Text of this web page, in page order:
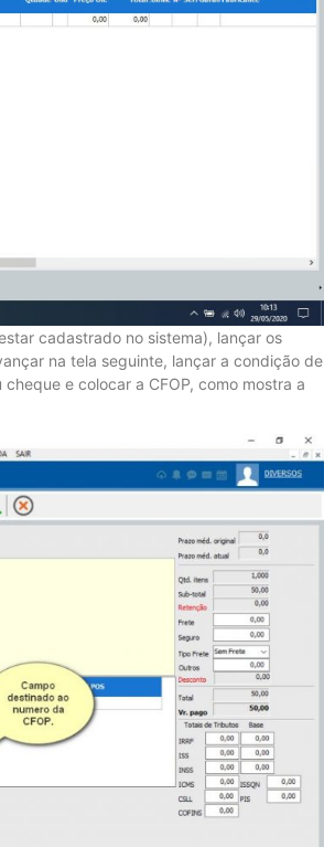
cadastrado no sistema), lançar os
na tela seguinte, lançar a condição de
e colocar a CFOP, como mostra a